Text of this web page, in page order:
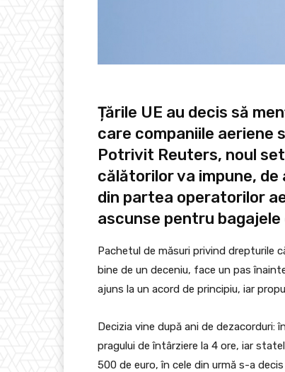
Țările UE au decis să
care companiile aeriene
Potrivit Reuters, noul
călătorilor va impune,
din partea operatorilor
ascunse pentru bagajele
Pachetul de măsuri privind drepturile
bine de un deceniu, face un pas
ajuns la un acord de principiu, iar
Decizia vine după ani de dezacorduri:
pragului de întârziere la 4 ore, iar
500 de euro, în cele din urmă s-a